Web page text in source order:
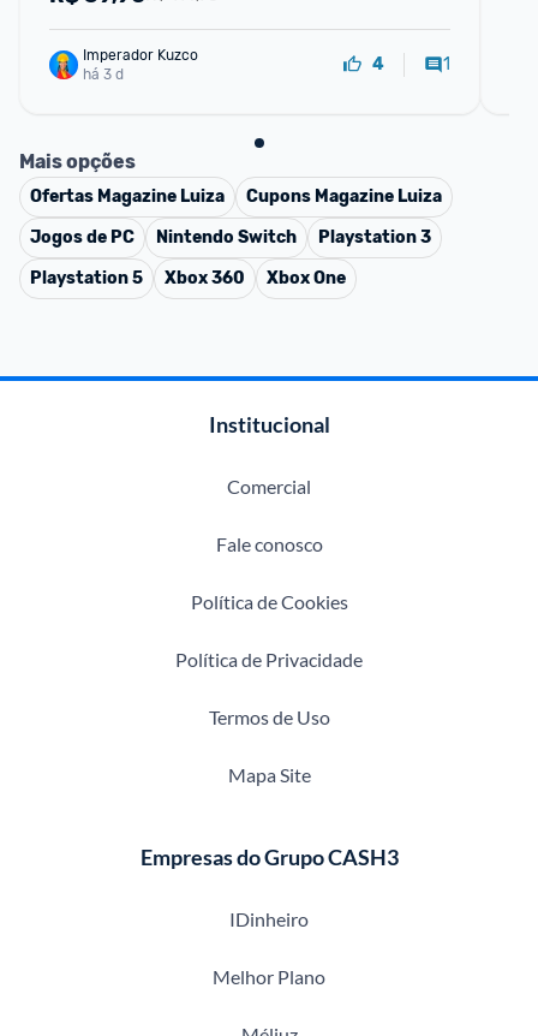
Imperador Kuzco
há 3 d
4 1
Mais opções
Ofertas Magazine Luiza Cupons Magazine Luiza
Jogos de PC
Nintendo Switch
Playstation 3
Playstation 5
Xbox 360 Xbox One
Institucional
Comercial
Fale conosco
Política de Cookies
Política de Privacidade
Termos de Uso
Mapa Site
Empresas do Grupo CASH3
IDinheiro
Melhor Plano